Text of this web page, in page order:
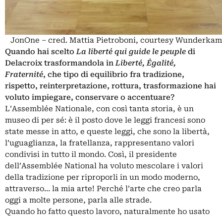
JonOne – cred. Mattia Pietroboni, courtesy
Quando hai sceltoLa liberté qui guide le peuple di
Delacroix trasformandola inLiberté, Égalité,
Fraternité, che tipo di equilibrio fra tradizione,
rispetto, reinterpretazione, rottura, trasformazione hai
voluto impiegare, conservare o accentuare?
L’Assemblée Nationale, con così tanta storia, è un
museo di per sé: è il posto dove le leggi francesi sono
state messe in atto, e queste leggi, che sono la libertà,
l’uguaglianza, la fratellanza, rappresentano valori
condivisi in tutto il mondo. Così, il presidente
dell’Assemblée National ha voluto mescolare i valori
della tradizione per riproporli in un modo moderno,
attraverso… la mia arte! Perché l’arte che creo parla
oggi a molte persone, parla alle strade.
Quando ho fatto questo lavoro, naturalmente ho usato